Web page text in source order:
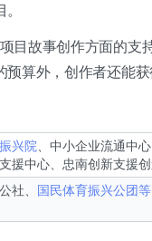
目故事创作方面的
预算外，创作者还能
兴院 、中小企业流通中
援中心、忠南创新支援
社、
国民体育振兴公团等